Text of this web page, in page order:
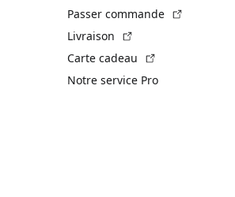
Passer commande
Livraison
Carte cadeau
Notre service Pro